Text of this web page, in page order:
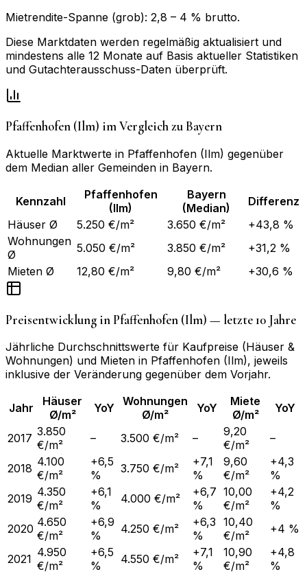
Mietrendite-Spanne (grob): 2,8 – 4 % brutto.
Diese Marktdaten werden regelmäßig aktualisiert und
mindestens alle 12 Monate auf Basis aktueller Statistiken
und Gutachterausschuss-Daten überprüft.
Pfaffenhofen (Ilm) im Vergleich zuBayern
Aktuelle Marktwerte in Pfaffenhofen (Ilm) gegenüber
dem Median aller Gemeinden in Bayern.
Kennzahl
Pfaffenhofen
(Ilm)
Bayern
(Median)
Differenz
Häuser Ø
5.250 €/m² 3.650 €/m²
+43,8 %
Wohnungen
Ø
5.050 €/m² 3.850 €/m²
+31,2 %
Mieten Ø
12,80 €/m² 9,80 €/m² +30,6 %
Preisentwicklung inPfaffenhofen (Ilm) — letzte 10 Jahre
Jährliche Durchschnittswerte für Kaufpreise (Häuser &
Wohnungen) und Mieten in Pfaffenhofen (Ilm), jeweils
inklusive der Veränderung gegenüber dem Vorjahr.
Jahr
Häuser
Ø/m²
YoY
Wohnungen
Ø/m²
YoY
Miete
Ø/m²
YoY
2017 3.850
€/m²
– 3.500 €/m² –
9,20
€/m²
–
2018 4.100
€/m²
+6,5
%
3.750 €/m²
+7,1
%
9,60
€/m²
+4,3
%
2019 4.350
€/m²
+6,1
%
4.000 €/m²
+6,7
%
10,00
€/m²
+4,2
%
2020 4.650
€/m²
+6,9
%
4.250 €/m²
+6,3
%
10,40
€/m²
+4 %
2021 4.950
€/m²
+6,5
%
4.550 €/m²
+7,1
%
10,90
€/m²
+4,8
%